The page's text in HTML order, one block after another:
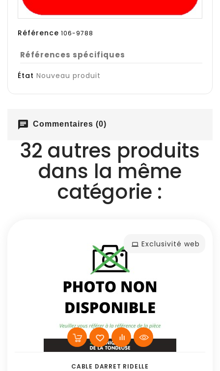
Référence 106-9788
Références spécifiques
État Nouveau produit
chat Commentaires (0)
32 autres produits
dans la même
catégorie :
Exclusivité web
CABLE DARRET RIDELLE